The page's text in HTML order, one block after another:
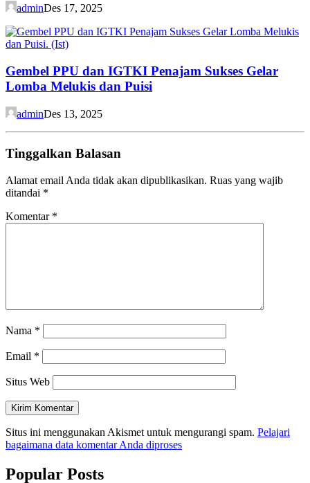
adminDes 17, 2025
Gembel PPU dan IGTKI Penajam Sukses Gelar
Lomba Melukis dan Puisi
adminDes 13, 2025
Tinggalkan Balasan
Alamat email Anda tidak akan dipublikasikan. Ruas yang wajib
ditandai *
Komentar *
Nama *
Email *
Situs Web
Situs ini menggunakan Akismet untuk mengurangi spam. Pelajari
bagaimana data komentar Anda diproses
Popular Posts